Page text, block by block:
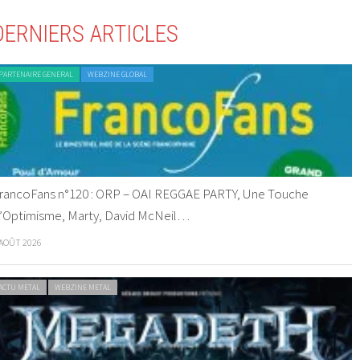
ARTICLES
GENERAL WEBZINE GLOBAL
n°120 : ORP – OAI REGGAE PARTY, Une Touche
Marty, David McNeil…
2026
METAL WEBZINE METAL